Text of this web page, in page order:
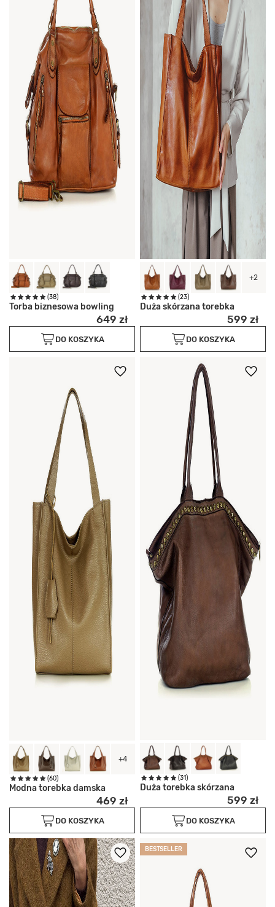
(38)
Torba biznesowa bowling
649 zł
DO KOSZYKA
+2
(23)
Duża skórzana torebka
599 zł
DO KOSZYKA
+4
(60)
Modna torebka damska
469 zł
DO KOSZYKA
(31)
Duża torebka skórzana
599 zł
DO KOSZYKA
BESTSELLER